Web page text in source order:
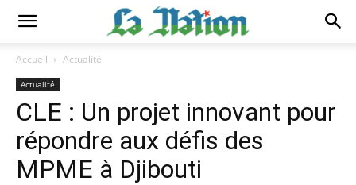
Accueil Actualité
Actualité
CLE : Un projet innovant pour
répondre aux défis des
MPME à Djibouti